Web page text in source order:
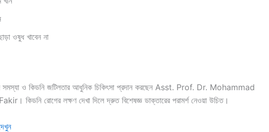
ওষুধ খাবেন না
সমস্যা ও কিডনি জটিলতার আধুনিক চিকিৎসা প্রদান করছেন Asst. Prof. Dr. Mohammad
কিডনি রোগের লক্ষণ দেখা দিলে দ্রুত বিশেষজ্ঞ ডাক্তারের পরামর্শ নেওয়া উচিত।